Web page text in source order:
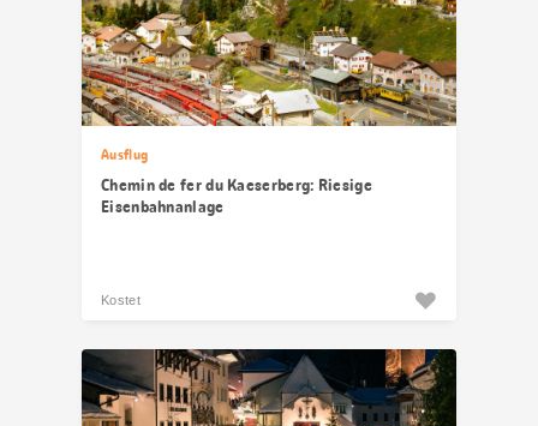
Ausflug
Chemin de fer du Kaeserberg: Riesige
Eisenbahnanlage
Kostet